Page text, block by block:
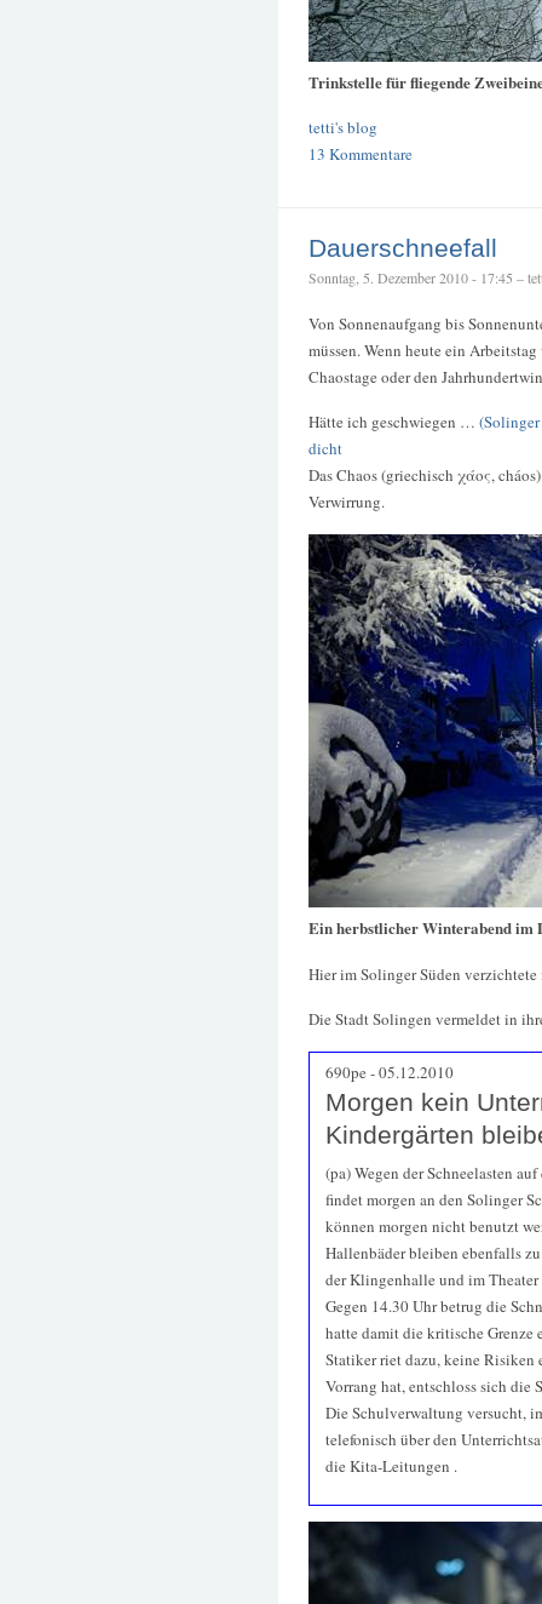
Trinkstelle für fliegende
tetti's blog
13 Kommentare
Dauerschneefall
Sonntag, 5. Dezember 2010 - 17:45 –
Von Sonnenaufgang bis
müssen. Wenn heute ein
Chaostage oder den
Hätte ich geschwiegen …
dicht
Das Chaos (griechisch χάος,
Verwirrung.
Ein herbstlicher Winterabend im
Hier im Solinger Süden verzichtete
Die Stadt Solingen vermeldet in
690pe - 05.12.2010
Morgen kein
Kindergärten
(pa) Wegen der Schneelasten
findet morgen an den Solinger
können morgen nicht benutzt
Hallenbäder bleiben ebenfalls
der Klingenhalle und im
Gegen 14.30 Uhr betrug die
hatte damit die kritische Grenze
Statiker riet dazu, keine Risiken
Vorrang hat, entschloss sich die
Die Schulverwaltung versucht,
telefonisch über den
die Kita-Leitungen .